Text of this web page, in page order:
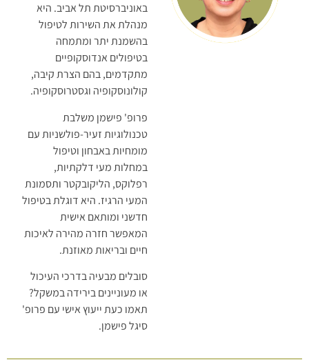
באוניברסיטת תל אביב. היא
מנהלת את השירות לטיפול
בהשמנת יתר ומתמחה
בטיפולים אנדוסקופיים
מתקדמים, בהם הצרת קיבה,
קולונוסקופיה וגסטרוסקופיה.
פרופ' פישמן משלבת
טכנולוגיות זעיר-פולשניות עם
מומחיות באבחון וטיפול
במחלות מעי דלקתיות,
רפלוקס, הליקובקטר ותסמונת
המעי הרגיז. היא דוגלת בטיפול
חדשני ומותאם אישית
המאפשר חזרה מהירה לאיכות
חיים ובריאות מאוזנת.
סובלים מבעיה בדרכי העיכול
או מעוניינים בירידה במשקל?
תאמו כעת ייעוץ אישי עם פרופ'
סיגל פישמן.